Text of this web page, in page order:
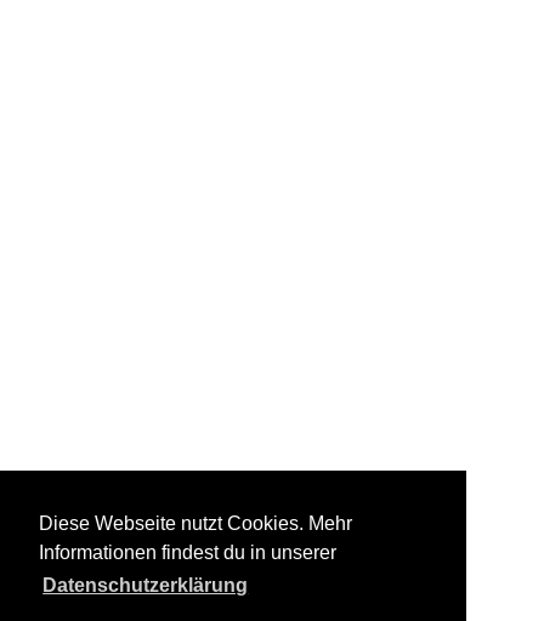
Diese Webseite nutzt Cookies. Mehr
Informationen findest du in unserer
Datenschutzerklärung